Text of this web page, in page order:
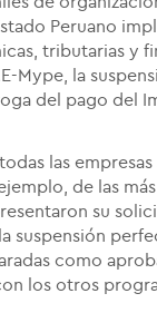
Peruano
tributarias y
Mype, la
del pago del
las empresas
de las
su
suspensión
como
los otros